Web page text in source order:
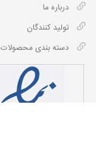
درباره ما
تولید کنندگان
دسته بندی محصولات